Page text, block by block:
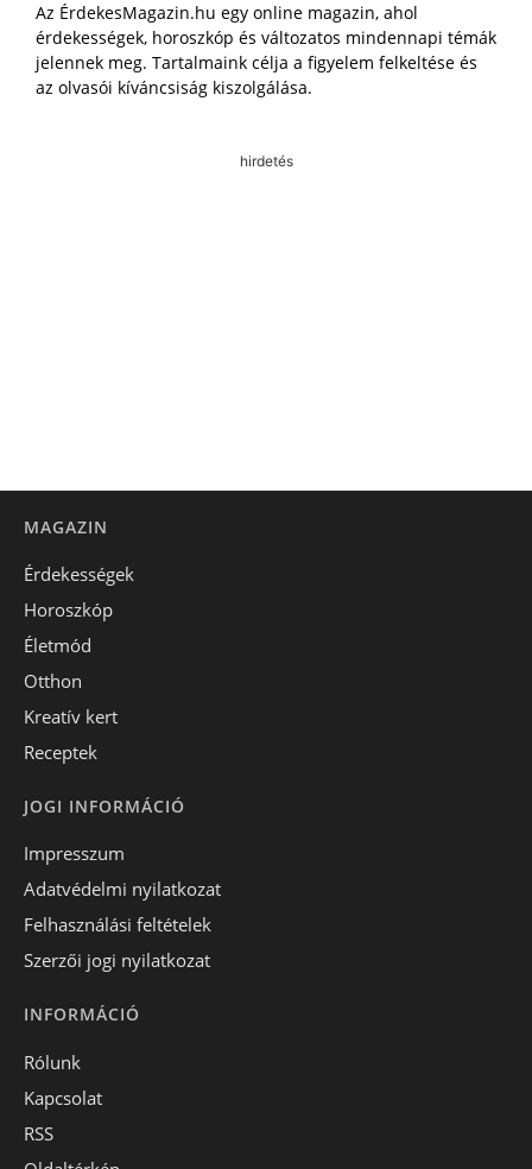
Az ÉrdekesMagazin.hu egy online magazin, ahol
érdekességek, horoszkóp és változatos mindennapi témák
jelennek meg. Tartalmaink célja a figyelem felkeltése és
az olvasói kíváncsiság kiszolgálása.
hirdetés
MAGAZIN
Érdekességek
Horoszkóp
Életmód
Otthon
Kreatív kert
Receptek
JOGI INFORMÁCIÓ
Impresszum
Adatvédelmi nyilatkozat
Felhasználási feltételek
Szerzői jogi nyilatkozat
INFORMÁCIÓ
Rólunk
Kapcsolat
RSS